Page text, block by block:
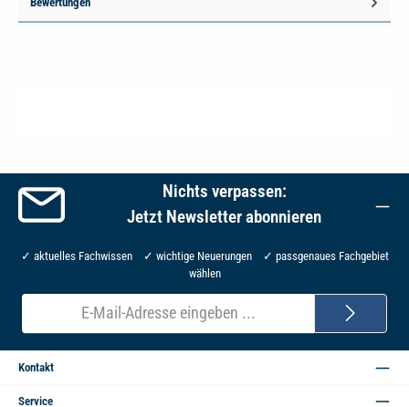
Nichts verpassen:
Jetzt Newsletter abonnieren
✓ aktuelles Fachwissen ✓ wichtige Neuerungen ✓ passgenaues Fachgebiet
wählen
E-
Mail-
Adresse*
Kontakt
Service